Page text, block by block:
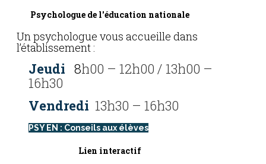
Psychologue de l'éducation nationale
Un psychologue vous accueille dans
l’établissement :
Jeudi 8h00 – 12h00 / 13h00 –
16h30
Vendredi 13h30 – 16h30
PSY EN : Conseils aux élèves
Lien interactif